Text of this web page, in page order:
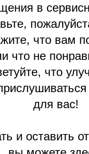
в
что вам
что не
что
для вас!
и оставить